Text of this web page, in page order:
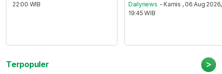
22:00 WIB
Dailynews - Kamis , 06 Aug 2026,
19:45 WIB
Terpopuler >